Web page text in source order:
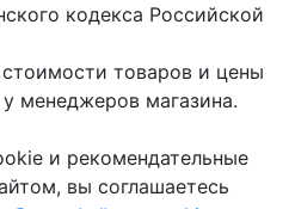
кодекса Российской
товаров и цены
менеджеров магазина.
и рекомендательные
вы соглашаетесь